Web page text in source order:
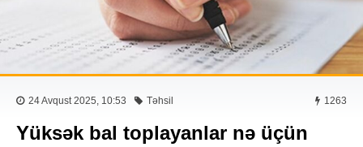
24 Avqust 2025, 10:53 Təhsil 1263
Yüksək bal toplayanlar nə üçün